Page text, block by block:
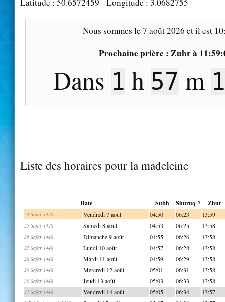
Nous sommes le7 août 2026 et il est
Prochaine prière : Zuhrà
Dans1h57m
Liste des horaires pour la madeleine
Date Subh Shuruq * Zhur
24 Safar 1448 Vendredi 7 août 04:50 06:23 13:59
25 Safar 1448 Samedi 8 août 04:53 06:25 13:58
26 Safar 1448 Dimanche 9 août 04:55 06:26 13:58
27 Safar 1448 Lundi 10 août 04:57 06:28 13:58
28 Safar 1448 Mardi 11 août 04:59 06:29 13:58
29 Safar 1448 Mercredi 12 août 05:01 06:31 13:58
30 Safar 1448 Jeudi 13 août 05:03 06:33 13:58
31 Safar 1448 Vendredi 14 août 05:05 06:34 13:57